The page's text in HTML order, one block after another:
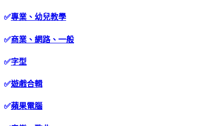
✅專業、幼兒教學
✅商業、網路、一般
✅字型
✅遊戲合輯
✅蘋果電腦